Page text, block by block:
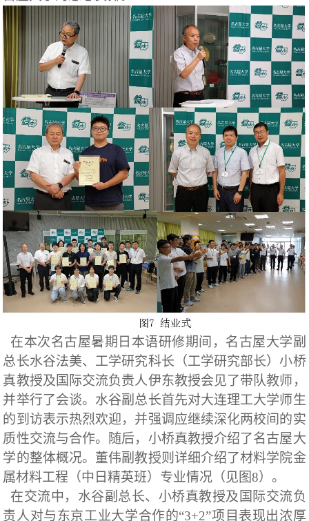
在本次名古屋暑期日本语研修期间，名古屋大学副
总长水谷法美、工学研究科长（工学研究部长）小桥
真教授及国际交流负责人伊东教授会见了带队教师，
并举行了会谈。水谷副总长首先对大连理工大学师生
的到访表示热烈欢迎，并强调应继续深化两校间的实
质性交流与合作。随后，小桥真教授介绍了名古屋大
学的整体概况。董伟副教授则详细介绍了材料学院金
属材料工程（中日精英班）专业情况（见图8）。
在交流中，水谷副总长、小桥真教授及国际交流负
责人对与东京工业大学合作的“3+2”项目表现出浓厚